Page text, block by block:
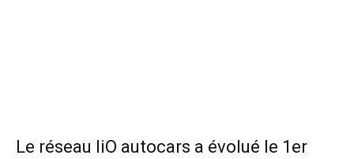
Le réseau liO autocars a évolué le 1er